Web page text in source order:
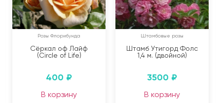
Розы Флорибунда
Сёркал оф Лайф
(Circle of Life)
400 ₽
В корзину
Штамбовые розы
Штамб Утигорд Фолс
1,4 м. (двойной)
3500 ₽
В корзину